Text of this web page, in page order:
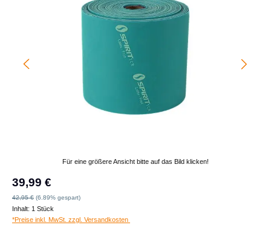
Für eine größere Ansicht bitte auf das Bild klicken!
Verkaufspreis:
39,99 €
Regulärer Preis:
42,95 € (6.89% gespart)
Inhalt: 1 Stück
*Preise inkl. MwSt. zzgl. Versandkosten